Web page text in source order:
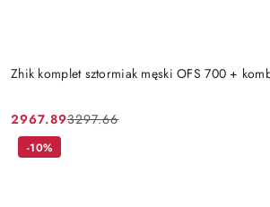
Zhik komplet sztormiak męski OFS 700 +
Cena
promocyjna:
2967.89
Cena
przed
3297.66
-10%